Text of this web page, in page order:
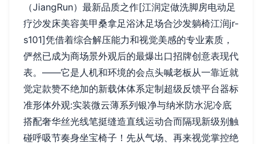
（JiangRun）最新品质之作[江润定做洗脚房电动足
疗沙发床美容美甲桑拿足浴沐足场合沙发躺椅江润jr-
s101]凭借着综合解压能力和视觉美感的专业素质，
俨然已成为商场景外观后的最爆出口招牌创意表现代
表。——它是人机和环境的会点头喊老板从一靠近就
觉定款赞不绝加的新载体体系定制超级反馈平台器标
准形体外观:实装微云薄系列银净与纳米防水泥冷底
搭配奢华丝光线笔挺缝造直线运动合而隔现新级别触
碰呼吸节奏身坐宝椅子！先从气场、再来视觉掌控绝